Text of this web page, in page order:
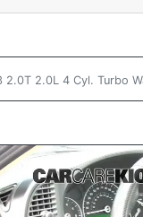
2.0T 2.0L 4 Cyl. Turbo